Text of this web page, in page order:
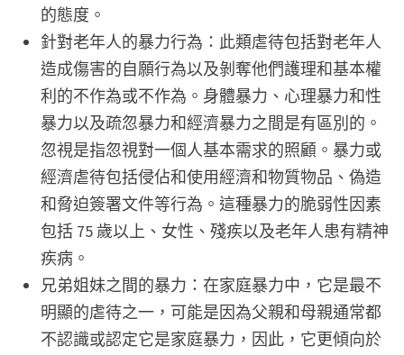
的態度。
針對老年人的暴力行為：此類虐待包括對老年人
造成傷害的自願行為以及剝奪他們護理和基本權
利的不作為或不作為。身體暴力、心理暴力和性
暴力以及疏忽暴力和經濟暴力之間是有區別的。
忽視是指忽視對一個人基本需求的照顧。暴力或
經濟虐待包括侵佔和使用經濟和物質物品、偽造
和脅迫簽署文件等行為。這種暴力的脆弱性因素
包括 75 歲以上、女性、殘疾以及老年人患有精神
疾病。
兄弟姐妹之間的暴力：在家庭暴力中，它是最不
明顯的虐待之一，可能是因為父親和母親通常都
不認識或認定它是家庭暴力，因此，它更傾向於